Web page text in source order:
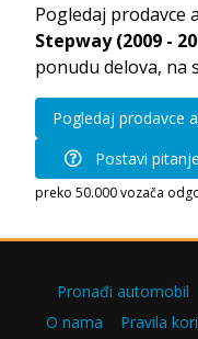
Pogledaj prodavce
Stepway (2009 -
ponudu delova, na
Pogledaj prodavce
Postavi pitanje
preko 50.000 vozača
Pronađi automobil
O nama
Pravila